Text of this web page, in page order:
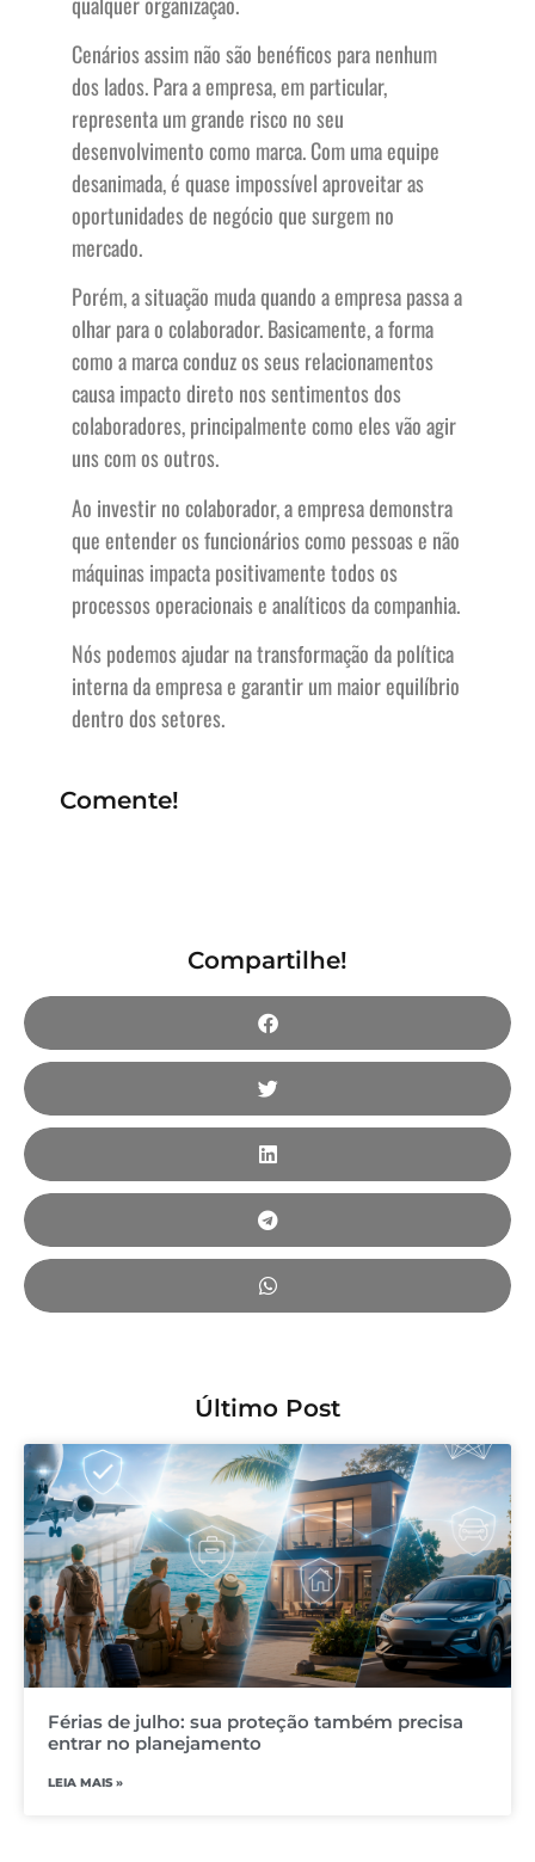
Cenários assim não são benéficos para nenhum
dos lados. Para a empresa, em particular,
representa um grande risco no seu
desenvolvimento como marca. Com uma equipe
desanimada, é quase impossível aproveitar as
oportunidades de negócio que surgem no
mercado.
Porém, a situação muda quando a empresa passa a
olhar para o colaborador. Basicamente, a forma
como a marca conduz os seus relacionamentos
causa impacto direto nos sentimentos dos
colaboradores, principalmente como eles vão agir
uns com os outros.
Ao investir no colaborador, a empresa demonstra
que entender os funcionários como pessoas e não
máquinas impacta positivamente todos os
processos operacionais e analíticos da companhia.
Nós podemos ajudar na transformação da política
interna da empresa e garantir um maior equilíbrio
dentro dos setores.
Comente!
Compartilhe!
Último Post
Férias de julho: sua proteção também precisa
entrar no planejamento
LEIA MAIS »